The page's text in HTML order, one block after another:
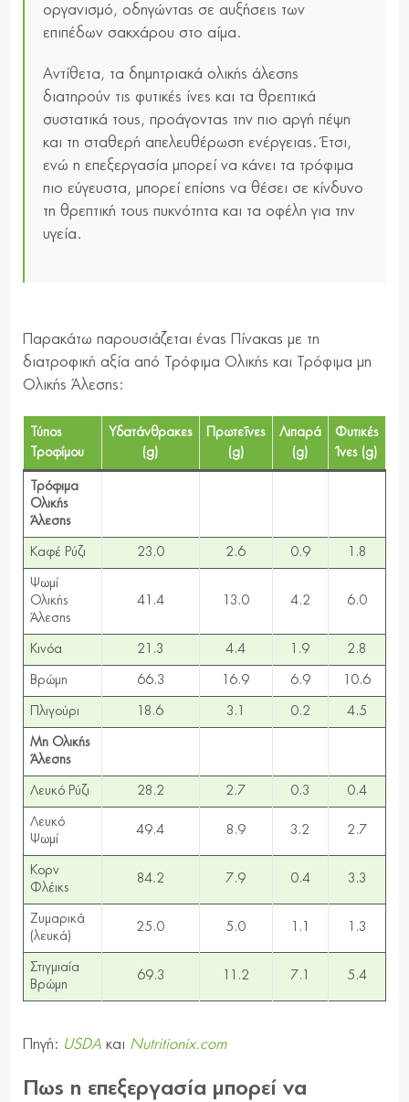
οργανισμό, οδηγώντας σε αυξήσεις των
επιπέδων σακχάρου στο αίμα.
Αντίθετα, τα δημητριακά ολικής άλεσης
διατηρούν τις φυτικές ίνες και τα θρεπτικά
συστατικά τους, προάγοντας την πιο αργή πέψη
και τη σταθερή απελευθέρωση ενέργειας. Έτσι,
ενώ η επεξεργασία μπορεί να κάνει τα τρόφιμα
πιο εύγευστα, μπορεί επίσης να θέσει σε κίνδυνο
τη θρεπτική τους πυκνότητα και τα οφέλη για την
υγεία.
Παρακάτω παρουσιάζεται ένας Πίνακας με τη
διατροφική αξία από Τρόφιμα Ολικής και Τρόφιμα μη
Ολικής Άλεσης:
Τύπος
Τροφίμου
Υδατάνθρακες
(g)
Πρωτεΐνες
(g)
Λιπαρά
(g)
Φυτικές
Ίνες (g)
Τρόφιμα
Ολικής
Άλεσης
Καφέ Ρύζι 23.0 2.6 0.9 1.8
Ψωμί
Ολικής
Άλεσης
41.4 13.0 4.2 6.0
Κινόα 21.3 4.4 1.9 2.8
Βρώμη 66.3 16.9 6.9 10.6
Πλιγούρι 18.6 3.1 0.2 4.5
Μη Ολικής
Άλεσης
Λευκό Ρύζι 28.2 2.7 0.3 0.4
Λευκό
Ψωμί
49.4 8.9 3.2 2.7
Κορν
Φλέικς
84.2 7.9 0.4 3.3
Ζυμαρικά
(λευκά)
25.0 5.0 1.1 1.3
Στιγμιαία
Βρώμη
69.3 11.2 7.1 5.4
Πηγή: USDA και Nutritionix.com
Πως η επεξεργασία μπορεί να